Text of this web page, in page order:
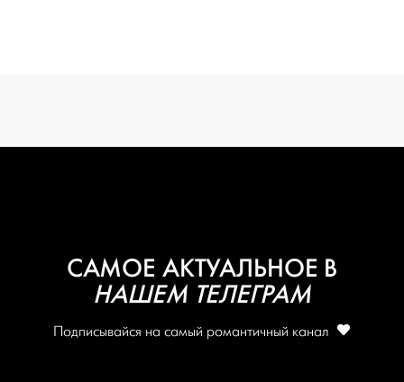
САМОЕ АКТУАЛЬНОЕ В
НАШЕМ ТЕЛЕГРАМ
Подписывайся на самый романтичный канал